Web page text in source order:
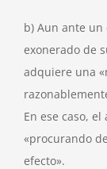
b) Aun ante
exonerado de
adquiere una
En ese caso,
«procurando
efecto».